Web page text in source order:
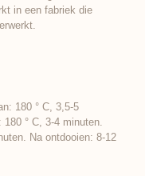
in een fabriek die
180 ° C, 3,5-5
° C, 3-4 minuten.
Na ontdooien: 8-12